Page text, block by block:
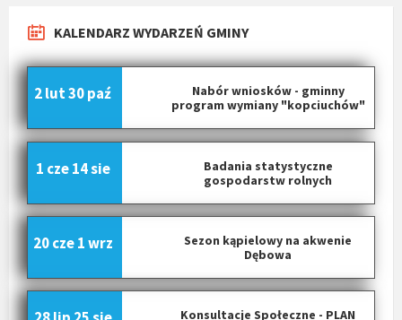
KALENDARZ WYDARZEŃ GMINY
Nabór wniosków - gminny
program wymiany "kopciuchów"
2 lut30 paź
Badania statystyczne
gospodarstw rolnych
1 cze 14 sie
Sezon kąpielowy na akwenie
Dębowa
20 cze 1 wrz
Konsultacje Społeczne - PLAN